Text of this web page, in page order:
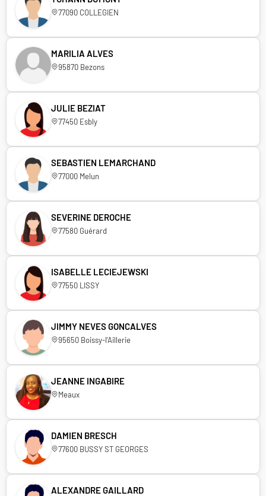
77090 COLLEGIEN
MARILIA ALVES
95870 Bezons
JULIE BEZIAT
77450 Esbly
SEBASTIEN LEMARCHAND
77000 Melun
SEVERINE DEROCHE
77580 Guérard
ISABELLE LECIEJEWSKI
77550 LISSY
JIMMY NEVES GONCALVES
95650 Boissy-l'Aillerie
JEANNE INGABIRE
Meaux
DAMIEN BRESCH
77600 BUSSY ST GEORGES
ALEXANDRE GAILLARD